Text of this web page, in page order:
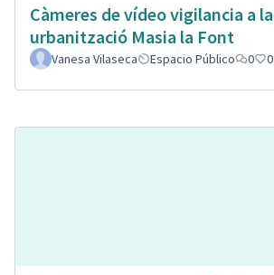
Càmeres de vídeo vigilancia a la
urbanització Masia la Font
Vanesa Vilaseca Espacio Público 0 0